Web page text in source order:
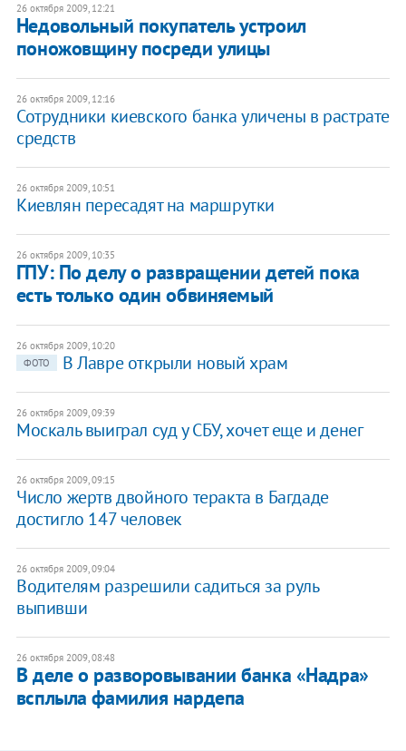
26 октября 2009, 12:21
Недовольный покупатель устроил
поножовщину посреди улицы
26 октября 2009, 12:16
Сотрудники киевского банка уличены в растрате
средств
26 октября 2009, 10:51
Киевлян пересадят на маршрутки
26 октября 2009, 10:35
ГПУ: По делу о развращении детей пока
есть только один обвиняемый
26 октября 2009, 10:20
ФОТО
В Лавре открыли новый храм
26 октября 2009, 09:39
Москаль выиграл суд у СБУ, хочет еще и денег
26 октября 2009, 09:15
Число жертв двойного теракта в Багдаде
достигло 147 человек
26 октября 2009, 09:04
Водителям разрешили садиться за руль
выпивши
26 октября 2009, 08:48
В деле о разворовывании банка «Надра»
всплыла фамилия нардепа